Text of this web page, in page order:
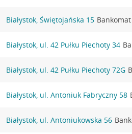
Białystok, Świętojańska 15
Białystok, ul. 42 Pułku Piechoty 34
Białystok, ul. 42 Pułku Piechoty 72G
Białystok, ul. Antoniuk Fabryczny 58
Białystok, ul. Antoniukowska 56